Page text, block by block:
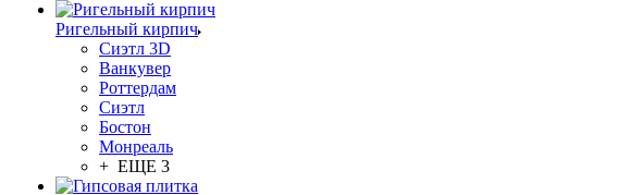
Ригельный кирпич
Сиэтл 3D
Ванкувер
Роттердам
Сиэтл
Бостон
Монреаль
+ ЕЩЕ 3